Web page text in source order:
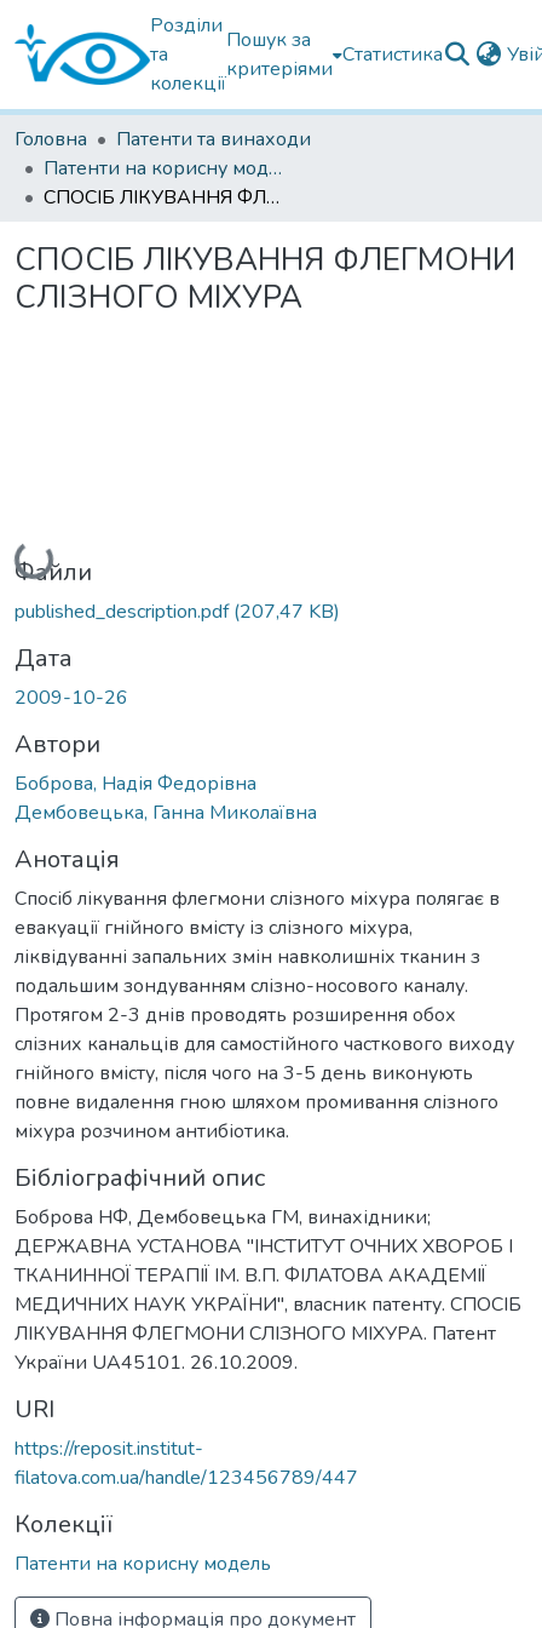
Розділи
та
колекції
Пошук за
критеріями
Статистика
Головна
Патенти та винаходи
Патенти на корисну модель
СПОСІБ ЛІКУВАННЯ ФЛЕГМОНИ СЛІЗНОГО МІХУРА
СПОСІБ ЛІКУВАННЯ ФЛЕГМОНИ
СЛІЗНОГО МІХУРА
Вантажиться...
Файли
published_description.pdf(207,47 KB)
Дата
2009-10-26
Автори
Боброва, Надія Федорівна
Дембовецька, Ганна Миколаївна
Анотація
Спосіб лікування флегмони слізного міхура полягає в
евакуації гнійного вмісту із слізного міхура,
ліквідуванні запальних змін навколишніх тканин з
подальшим зондуванням слізно-носового каналу.
Протягом 2-3 днів проводять розширення обох
слізних канальців для самостійного часткового виходу
гнійного вмісту, після чого на 3-5 день виконують
повне видалення гною шляхом промивання слізного
міхура розчином антибіотика.
Бібліографічний опис
Боброва НФ, Дембовецька ГМ, винахідники;
ДЕРЖАВНА УСТАНОВА "ІНСТИТУТ ОЧНИХ ХВОРОБ І
ТКАНИННОЇ ТЕРАПІЇ ІМ. В.П. ФІЛАТОВА АКАДЕМІЇ
МЕДИЧНИХ НАУК УКРАЇНИ", власник патенту. СПОСІБ
ЛІКУВАННЯ ФЛЕГМОНИ СЛІЗНОГО МІХУРА. Патент
України UA45101. 26.10.2009.
URI
https://reposit.institut-
filatova.com.ua/handle/123456789/447
Колекції
Патенти на корисну модель
Повна інформація про документ